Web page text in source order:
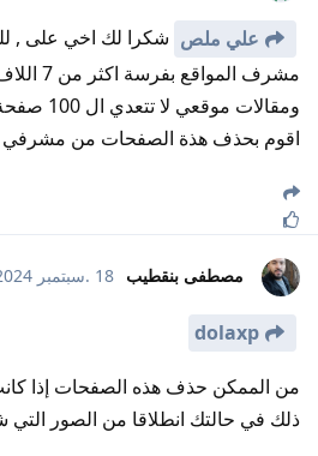
علي ملص شكرا لك اخي على ,
مشرف
ومقالات
اقوم بحذف هذة الصفحات من مشرفي
مصطفى بنقطيب 18 .سبتمبر 2024
dolaxp
من الممكن حذف هذه الصفحات إذا
ذلك في حالتك انطلاقا من الصور التي